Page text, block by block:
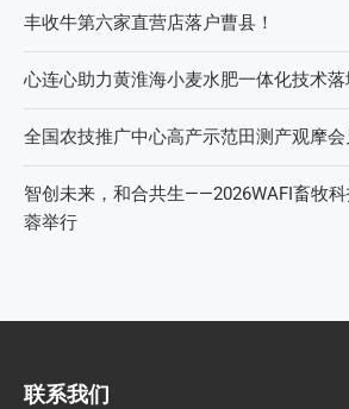
丰收牛第六家直营店落户曹县！
心连心助力黄淮海小麦水肥一体化技术
全国农技推广中心高产示范田测产观摩
智创未来，和合共生——2026WAFI畜牧
蓉举行
联系我们